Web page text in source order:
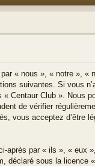
« nous », « notre »,
suivantes. Si vous
Centaur Club ». Nous
de vérifier
vous acceptez d’être
après par « ils », « eux
déclaré sous la licence «